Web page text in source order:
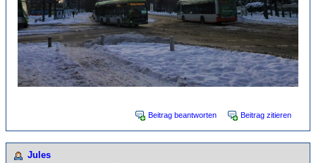
Beitrag beantworten Beitrag zitieren
Jules